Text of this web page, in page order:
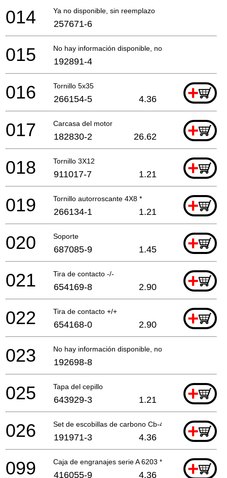
Ya no disponible, sin reemplazo
014 257671-6
No hay información disponible, no se puede pedir
015 192891-4
Tornillo 5x35 +
016 266154-5 4.36
Carcasa del motor +
017 182830-2 26.62
Tornillo 3X12 +
018 911017-7 1.21
Tornillo autorroscante 4X8 * +
019 266134-1 1.21
Soporte +
020 687085-9 1.45
Tira de contacto -/- +
021 654169-8 2.90
Tira de contacto +/+ +
022 654168-0 2.90
No hay información disponible, no se puede pedir
023 192698-8
Tapa del cepillo +
025 643929-3 1.21
Set de escobillas de carbono Cb-430 +
026 191971-3 4.36
Caja de engranajes serie A 6203 * +
099 416055-9 4.36